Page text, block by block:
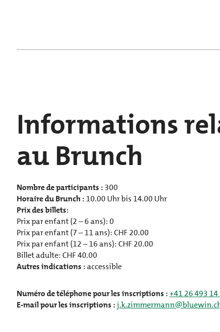
Informations
au Brunch
Nombre de participants : 300
Horaire du Brunch : 10.00 Uhr bis 14.00 Uhr
Prix des billets:
Prix par enfant (2 – 6 ans): 0
Prix par enfant (7 – 11 ans):CHF 20.00
Prix par enfant (12 – 16 ans):CHF 20.00
Billet adulte:CHF40.00
Autres indications :accessible
Numéro de téléphone pour les inscriptions :+41 26 493 14
E-mail pour les inscriptions :